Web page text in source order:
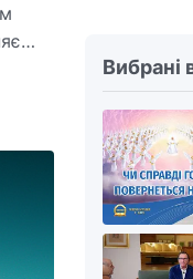
Вибрані